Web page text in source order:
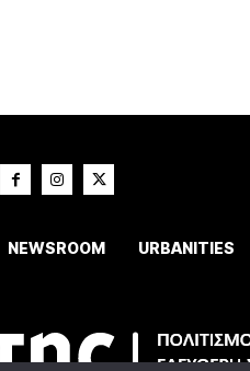
NEWSROOM URBANITIES